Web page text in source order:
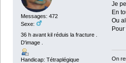
Messages: 472
Sexe:
36 h avant kil réduis la fracture .
D'image .
Handicap: Tétraplégique
Je
En
Ou
On